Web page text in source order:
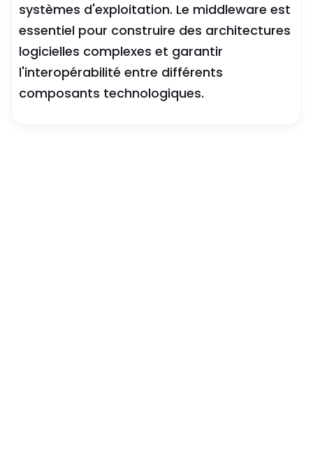
systèmes d'exploitation. Le middleware est
essentiel pour construire des architectures
logicielles complexes et garantir
l'interopérabilité entre différents
composants technologiques.